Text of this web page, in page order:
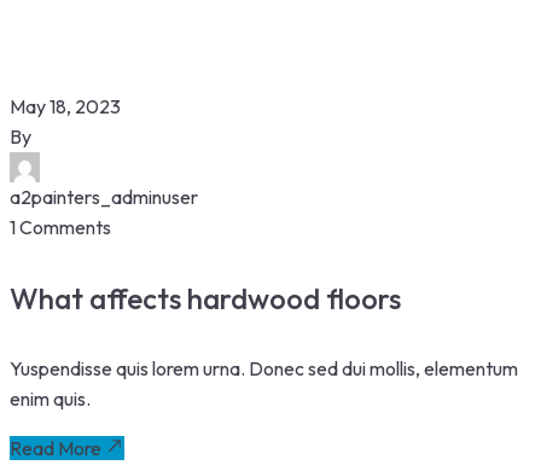
May 18, 2023
By
a2painters_adminuser
1 Comments
What affects hardwood floors
Yuspendisse quis lorem urna. Donec sed dui mollis, elementum
enim quis.
Read More